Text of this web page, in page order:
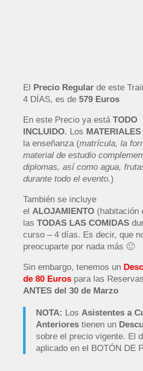
El Precio Regular de este
4 DÍAS, es de 579 Euros
En este Precio ya está TODO
INCLUIDO. Los MATERIALES
la enseñanza (matrícula, la
material de estudio
diplomas, así como agua,
durante todo el evento.)
También se incluye
el ALOJAMIENTO (habitación
las TODAS LAS COMIDAS
curso – 4 días. Es decir, que
preocuparte por nada más 🙂
Sin embargo, tenemos un
de 80 Euros para las
ANTES del 30 de Marzo
NOTA: Los Asistentes a
Anteriorestienen un
sobre el precio vigente. El
aplicado en el BOTÓN DE